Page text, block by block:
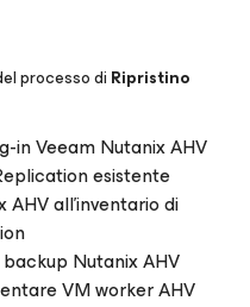
processo di Ripristino
in Veeam Nutanix AHV
esistente
all’inventario di
Nutanix AHV
VM worker AHV